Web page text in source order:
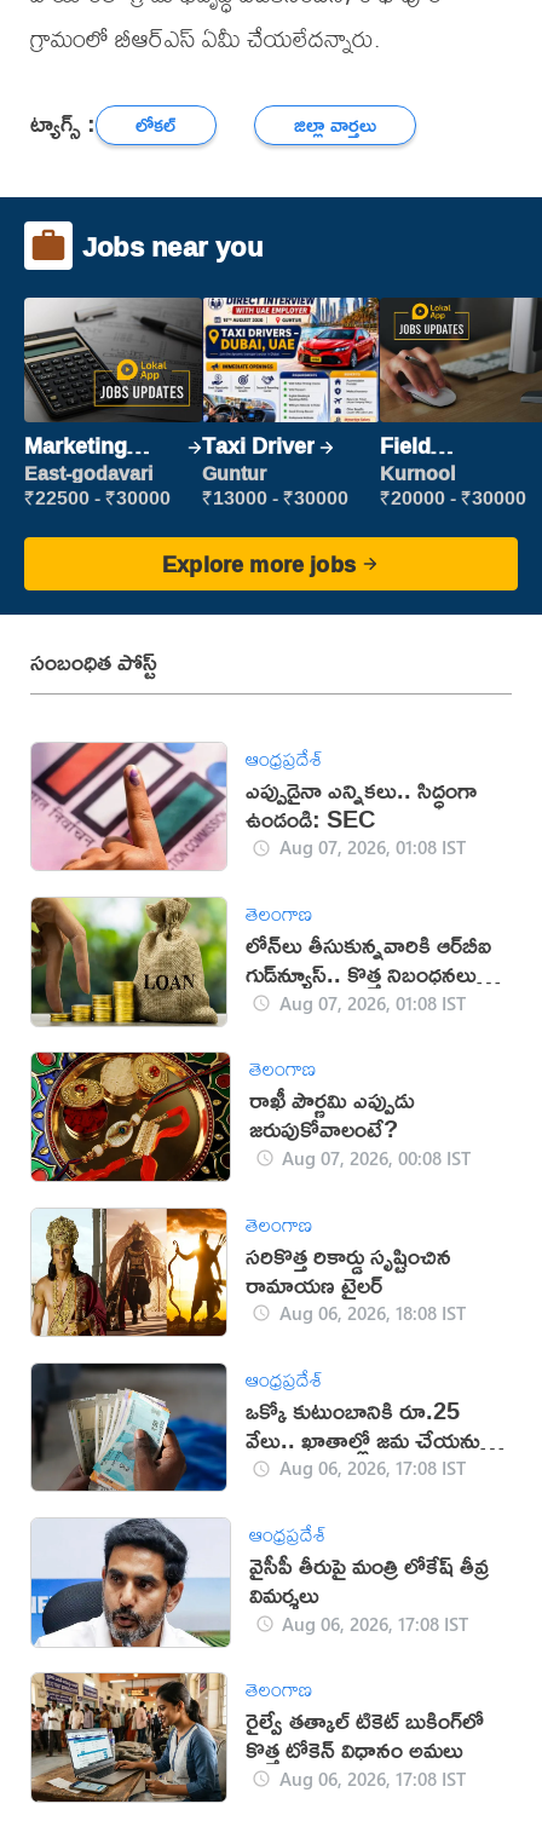
గ్రామంలో బీఆర్ఎస్ ఏమీ చేయలేదన్నారు.
ట్యాగ్స్ : లోకల్ జిల్లా వార్తలు
Jobs near you
Marketing
Executive
East-godavari
₹22500 - ₹30000
Taxi Driver
Guntur
₹13000 - ₹30000
Field
Marketing
Executive
Kurnool
₹20000 - ₹30000
Explore more jobs
సంబంధిత పోస్ట్
ఆంధ్రప్రదేశ్
ఎప్పుడైనా ఎన్నికలు.. సిద్ధంగా
ఉండండి: SEC
Aug 07, 2026, 01:08 IST
తెలంగాణ
లోన్‌లు తీసుకున్నవారికి ఆర్‌బీఐ
గుడ్‌న్యూస్.. కొత్త నిబంధనలు
విడుదలAug 07, 2026, 01:08 IST
తెలంగాణ
రాఖీ పౌర్ణమి ఎప్పుడు
జరుపుకోవాలంటే?
Aug 07, 2026, 00:08 IST
తెలంగాణ
సరికొత్త రికార్డు సృష్టించిన
రామాయణ ట్రైలర్‌
Aug 06, 2026, 18:08 IST
ఆంధ్రప్రదేశ్
ఒక్కో కుటుంబానికి రూ.25
వేలు.. ఖాతాల్లో జ‌మ చేయ‌నున్న
ప్ర‌భుత్వం..!
Aug 06, 2026, 17:08 IST
ఆంధ్రప్రదేశ్
వైసీపీ తీరుపై మంత్రి లోకేష్ తీవ్ర
విమర్శలు
Aug 06, 2026, 17:08 IST
తెలంగాణ
రైల్వే తత్కాల్ టికెట్ బుకింగ్‌లో
కొత్త టోకెన్ విధానం అమలు
Aug 06, 2026, 17:08 IST